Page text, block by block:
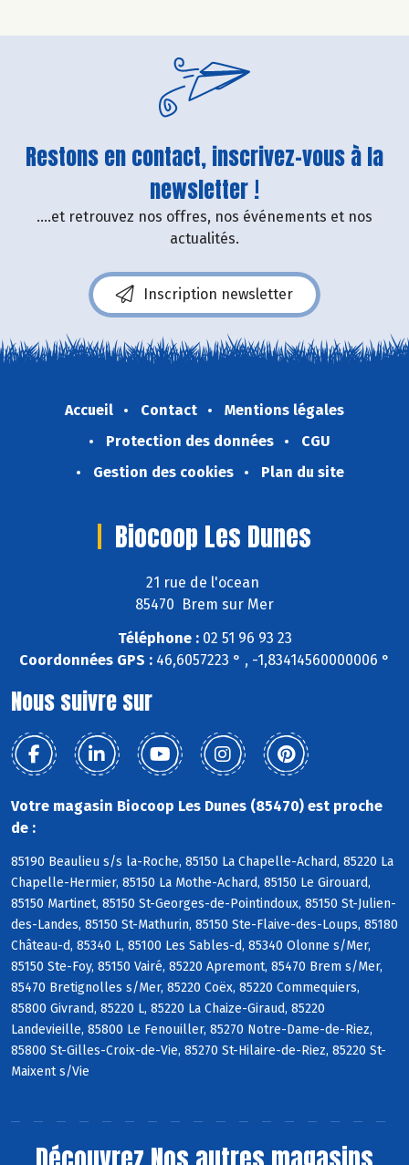
Restons en contact, inscrivez-vous à la
newsletter !
....et retrouvez nos offres, nos événements et nos
actualités.
Inscription newsletter
Accueil Contact
Mentions légales
Protection des données
CGU
Gestion des cookies
Plan du site
Biocoop Les Dunes
21 rue de l'ocean
85470 Brem sur Mer
Téléphone :02 51 96 93 23
Coordonnées GPS : 46,6057223 ° , -1,83414560000006 °
Nous suivre sur
Votre magasin Biocoop Les Dunes (85470) est proche
de :
85190 Beaulieu s/s la-Roche, 85150 La Chapelle-Achard, 85220 La
Chapelle-Hermier, 85150 La Mothe-Achard, 85150 Le Girouard,
85150 Martinet, 85150 St-Georges-de-Pointindoux, 85150 St-Julien-
des-Landes, 85150 St-Mathurin, 85150 Ste-Flaive-des-Loups, 85180
Château-d, 85340 L, 85100 Les Sables-d, 85340 Olonne s/Mer,
85150 Ste-Foy, 85150 Vairé, 85220 Apremont, 85470 Brem s/Mer,
85470 Bretignolles s/Mer, 85220 Coëx, 85220 Commequiers,
85800 Givrand, 85220 L, 85220 La Chaize-Giraud, 85220
Landevieille, 85800 Le Fenouiller, 85270 Notre-Dame-de-Riez,
85800 St-Gilles-Croix-de-Vie, 85270 St-Hilaire-de-Riez, 85220 St-
Maixent s/Vie